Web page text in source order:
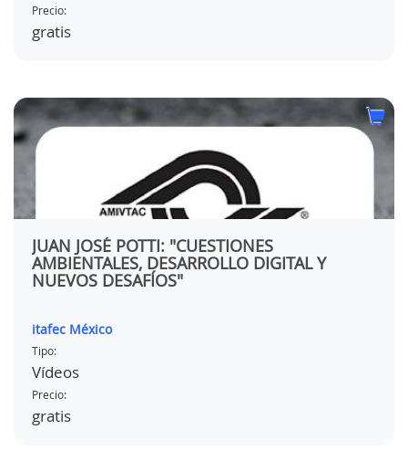
Precio:
gratis
JUAN JOSÉ POTTI: "CUESTIONES
AMBIENTALES, DESARROLLO DIGITAL Y
NUEVOS DESAFÍOS"
itafec México
Tipo:
Vídeos
Precio:
gratis